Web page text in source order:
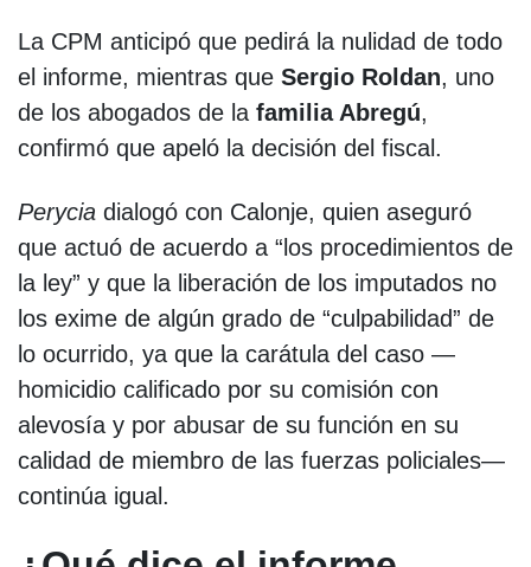
La CPM anticipó que pedirá la nulidad de todo
el informe, mientras que Sergio Roldan, uno
de los abogados de la familia Abregú,
confirmó que apeló la decisión del fiscal.
Perycia dialogó con Calonje, quien aseguró
que actuó de acuerdo a “los procedimientos de
la ley” y que la liberación de los imputados no
los exime de algún grado de “culpabilidad” de
lo ocurrido, ya que la carátula del caso —
homicidio calificado por su comisión con
alevosía y por abusar de su función en su
calidad de miembro de las fuerzas policiales—
continúa igual.